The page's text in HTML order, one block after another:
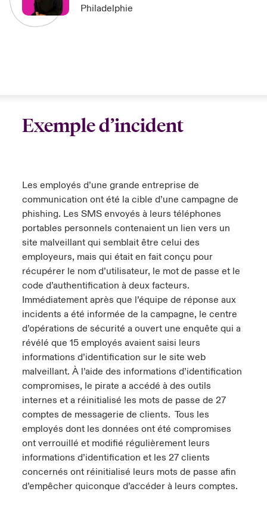
Philadelphie
Exemple d’incident
Les employés d’une grande entreprise de
communication ont été la cible d’une campagne de
phishing. Les SMS envoyés à leurs téléphones
portables personnels contenaient un lien vers un
site malveillant qui semblait être celui des
employeurs, mais qui était en fait conçu pour
récupérer le nom d’utilisateur, le mot de passe et le
code d’authentification à deux facteurs.
Immédiatement après que l’équipe de réponse aux
incidents a été informée de la campagne, le centre
d’opérations de sécurité a ouvert une enquête qui a
révélé que 15 employés avaient saisi leurs
informations d’identification sur le site web
malveillant. À l’aide des informations d’identification
compromises, le pirate a accédé à des outils
internes et a réinitialisé les mots de passe de 27
comptes de messagerie de clients. Tous les
employés dont les données ont été compromises
ont verrouillé et modifié régulièrement leurs
informations d’identification et les 27 clients
concernés ont réinitialisé leurs mots de passe afin
d’empêcher quiconque d’accéder à leurs comptes.